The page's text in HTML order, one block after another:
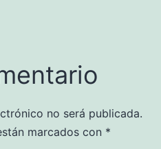
no será publicada.
marcados con *